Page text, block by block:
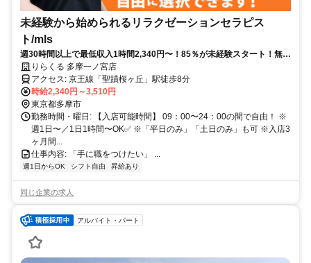
未経験から始められるリラクゼーションセラピス
ト/mls
週30時間以上で最低収入1時間2,340円〜！85％が未経験スタート！無料
トレで一生モノの技術を習得✅好きな時間に収入を得られます⏰【東京
都多摩市一ノ宮】
りらくる 多摩一ノ宮店
アクセス: 京王線「聖蹟桜ヶ丘」駅徒歩8分
時給2,340円～3,510円
東京都多摩市
勤務時間・曜日: 【入店可能時間】 09：00〜24：00の間で自由！ ※
週1日〜／1日1時間〜OK✅ ※「平日のみ」「土日のみ」も可 ※入店3
ヶ月間...
仕事内容: 「手に職をつけたい」 ...
週1日からOK シフト自由 昇給あり
同じ企業の求人
アルバイト・パート